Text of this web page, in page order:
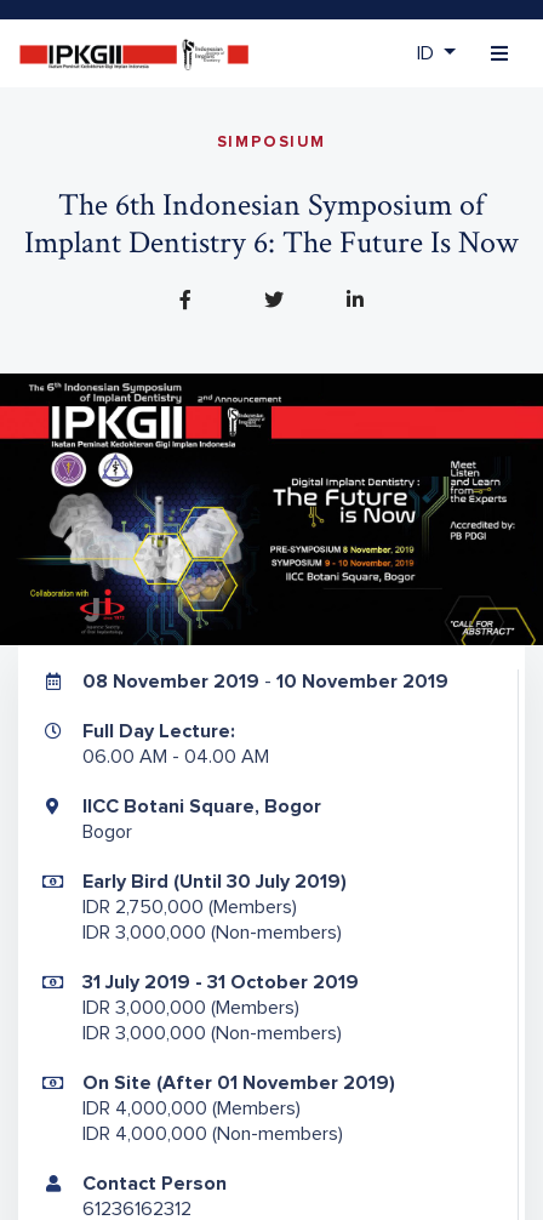
ID
SIMPOSIUM
The 6th Indonesian Symposium of
Implant Dentistry 6: The Future Is Now
08 November 2019 - 10 November 2019
Full Day Lecture:
06.00 AM - 04.00 AM
IICC Botani Square, Bogor
Bogor
Early Bird (Until 30 July 2019)
IDR 2,750,000 (Members)
IDR 3,000,000 (Non-members)
31 July 2019 - 31 October 2019
IDR 3,000,000 (Members)
IDR 3,000,000 (Non-members)
On Site (After 01 November 2019)
IDR 4,000,000 (Members)
IDR 4,000,000 (Non-members)
Contact Person
61236162312